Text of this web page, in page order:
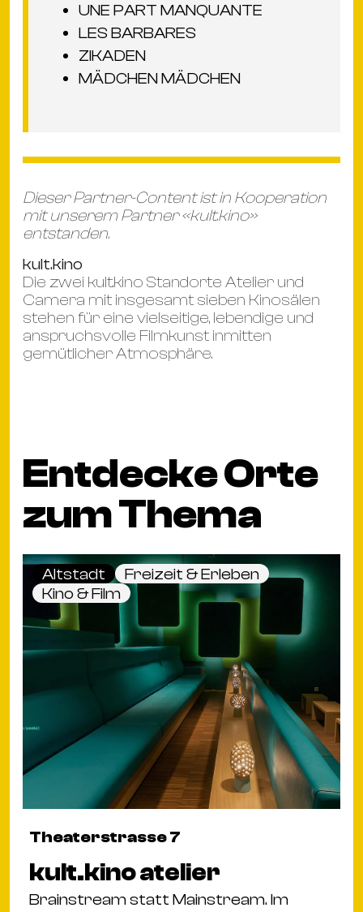
UNE PART MANQUANTE
LES BARBARES
ZIKADEN
MÄDCHEN MÄDCHEN
Dieser Partner-Content ist in Kooperation
mit unserem Partner «kult.kino»
entstanden.
kult.kino
Die zwei kult.kino Standorte Atelier und
Camera mit insgesamt sieben Kinosälen
stehen für eine vielseitige, lebendige und
anspruchsvolle Filmkunst inmitten
gemütlicher Atmosphäre.
Entdecke Orte
zum Thema
Altstadt
Freizeit & Erleben
Kino & Film
Theaterstrasse 7
kult.kino atelier
Brainstream statt Mainstream. Im